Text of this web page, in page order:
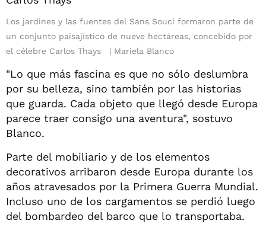
Los jardines y las fuentes del Sans Souci formaron parte de
un conjunto paisajístico de nueve hectáreas, concebido por
el célebre Carlos Thays
Mariela Blanco
"Lo que más fascina es que no sólo deslumbra
por su belleza, sino también por las historias
que guarda. Cada objeto que llegó desde Europa
parece traer consigo una aventura", sostuvo
Blanco.
Parte del mobiliario y de los elementos
decorativos arribaron desde Europa durante los
años atravesados por la Primera Guerra Mundial.
Incluso uno de los cargamentos se perdió luego
del bombardeo del barco que lo transportaba.